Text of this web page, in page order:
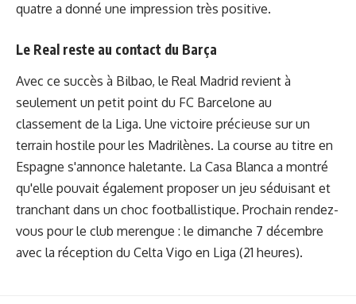
quatre a donné une impression très positive.
Le Real reste au contact du Barça
Avec ce succès à Bilbao, le Real Madrid revient à
seulement un petit point du FC Barcelone au
classement de la Liga. Une victoire précieuse sur un
terrain hostile pour les Madrilènes. La course au titre en
Espagne s'annonce haletante. La Casa Blanca a montré
qu'elle pouvait également proposer un jeu séduisant et
tranchant dans un choc footballistique. Prochain rendez-
vous pour le club merengue : le dimanche 7 décembre
avec la réception du Celta Vigo en Liga (21 heures).